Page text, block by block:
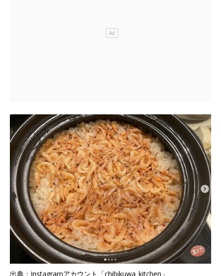
出典：Instagramアカウント「chibikuwa_kitchen」